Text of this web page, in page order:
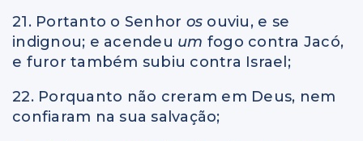
21. Portanto o Senhor os ouviu, e se
indignou; e acendeu um fogo contra Jacó,
e furor também subiu contra Israel;
22. Porquanto não creram em Deus, nem
confiaram na sua salvação;